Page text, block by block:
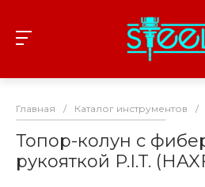
Главная / Каталог инструментов /
Топор-колун с
рукояткой P.I.T.